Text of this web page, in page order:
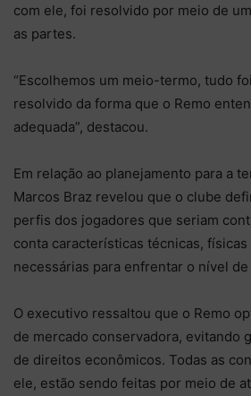
com ele, foi resolvido por meio de
as partes.
“Escolhemos um meio-termo, tudo
resolvido da forma que o Remo
adequada”, destacou.
Em relação ao planejamento para a
Marcos Braz revelou que o clube
perfis dos jogadores que seriam
conta características técnicas,
necessárias para enfrentar o nível
O executivo ressaltou que o Remo
de mercado conservadora, evitando
de direitos econômicos. Todas as
ele, estão sendo feitas por meio de